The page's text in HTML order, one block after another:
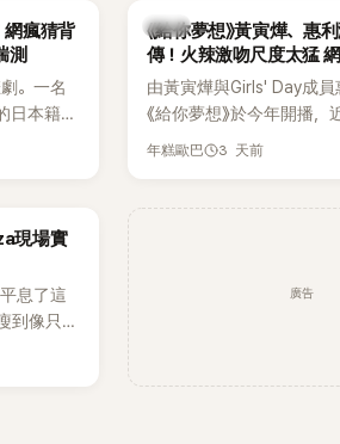
》再
A也首
等偶像
網瘋猜背
測
。一名
日本籍女
，最終
韓劇
《給你夢想》黃寅燁、惠
傳！火辣激吻尺度太猛
拍
由黃寅燁與Girls' Day成員
《給你夢想》於今年開播，
入高潮，男女主角的感情
年糕歐巴 3 天前
現場實
息了這
到像只剩
發力和
廣告